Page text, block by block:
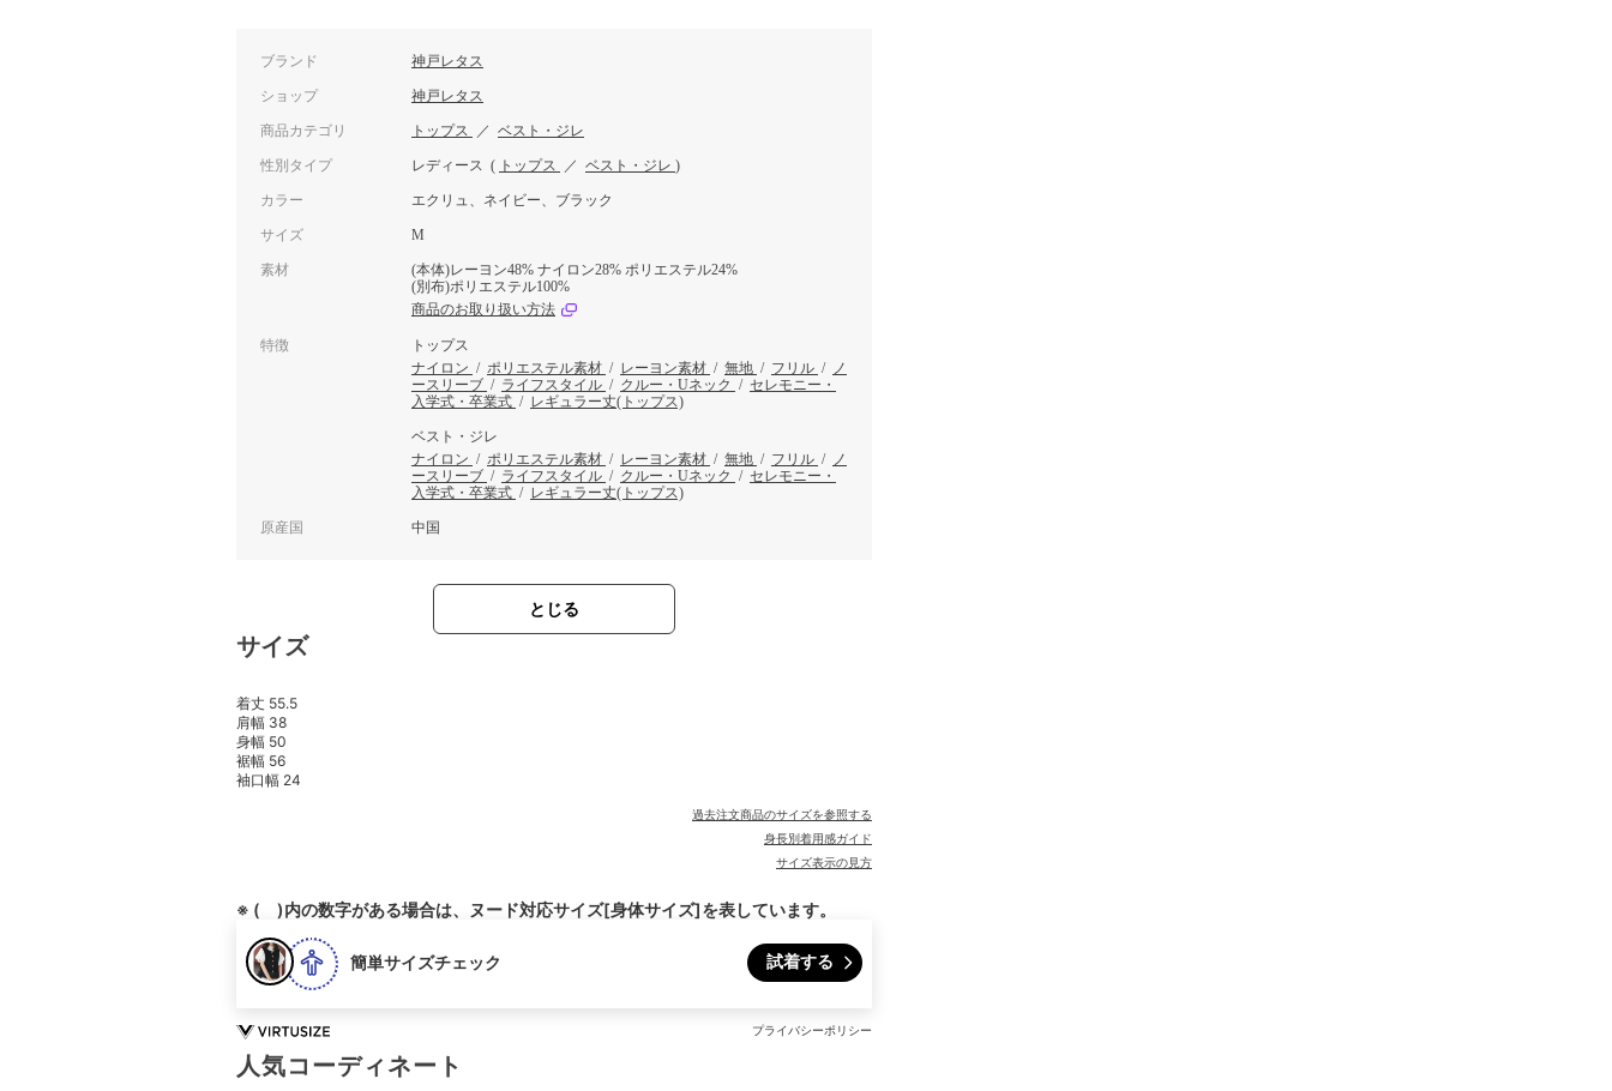
ブランド 神戸レタス
ショップ 神戸レタス
商品カテゴリ トップス ／ ベスト・ジレ
性別タイプ レディース ( トップス ／ ベスト・ジレ )
カラー エクリュ、ネイビー、ブラック
サイズ M
素材
(本体)レーヨン48% ナイロン28% ポリエステル24%
(別布)ポリエステル100%
商品のお取り扱い方法
特徴
トップス
ナイロン / ポリエステル素材 / レーヨン素材 / 無地 / フリル /
ノ
ースリーブ / ライフスタイル / クルー・Uネック / セレモニー・
入学式・卒業式 / レギュラー丈(トップス)
ベスト・ジレ
ナイロン / ポリエステル素材 / レーヨン素材 / 無地 / フリル /
ノ
ースリーブ / ライフスタイル / クルー・Uネック / セレモニー・
入学式・卒業式 / レギュラー丈(トップス)
原産国 中国
とじる
サイズ
着丈 55.5
肩幅 38
身幅 50
裾幅 56
袖口幅 24
過去注文商品のサイズを参照する
身長別着用感ガイド
サイズ表示の見方
※ ( )内の数字がある場合は、ヌード対応サイズ[身体サイズ]を表しています。
簡単サイズチェック 試着する
プライバシーポリシー
人気コーディネート